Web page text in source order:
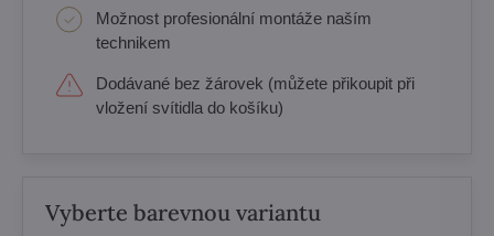
Možnost profesionální montáže naším
technikem
Dodávané bez žárovek (můžete přikoupit při
vložení svítidla do košíku)
Vyberte barevnou variantu